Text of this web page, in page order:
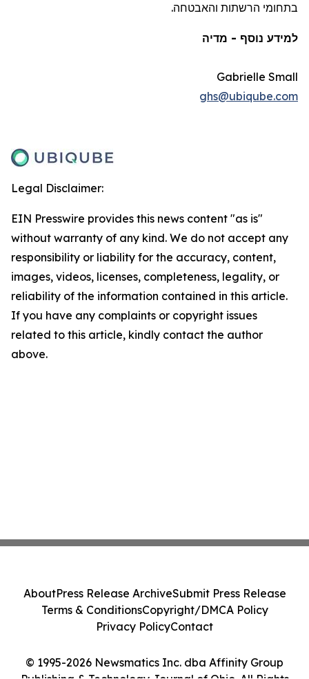
בתחומי הרשתות והאבטחה.
למידע נוסף - מדיה
Gabrielle Small
ghs@ubiqube.com
Legal Disclaimer:
EIN Presswire provides this news content "as is"
without warranty of any kind. We do not accept any
responsibility or liability for the accuracy, content,
images, videos, licenses, completeness, legality, or
reliability of the information contained in this article.
If you have any complaints or copyright issues
related to this article, kindly contact the author
above.
© 1995-2026 Newsmatics Inc. dba Affinity Group
AboutPress Release ArchiveSubmit Press Release
Terms & ConditionsCopyright/DMCA Policy
Privacy PolicyContact